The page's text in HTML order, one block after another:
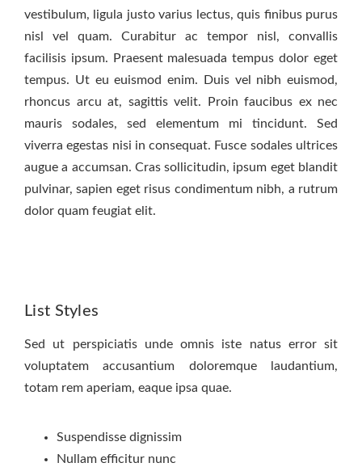
vestibulum, ligula justo varius lectus, quis finibus purus
nisl vel quam. Curabitur ac tempor nisl, convallis
facilisis ipsum. Praesent malesuada tempus dolor eget
tempus. Ut eu euismod enim. Duis vel nibh euismod,
rhoncus arcu at, sagittis velit. Proin faucibus ex nec
mauris sodales, sed elementum mi tincidunt. Sed
viverra egestas nisi in consequat. Fusce sodales ultrices
augue a accumsan. Cras sollicitudin, ipsum eget blandit
pulvinar, sapien eget risus condimentum nibh, a rutrum
dolor quam feugiat elit.
List Styles
Sed ut perspiciatis unde omnis iste natus error sit
voluptatem accusantium doloremque laudantium,
totam rem aperiam, eaque ipsa quae.
Suspendisse dignissim
Nullam efficitur nunc